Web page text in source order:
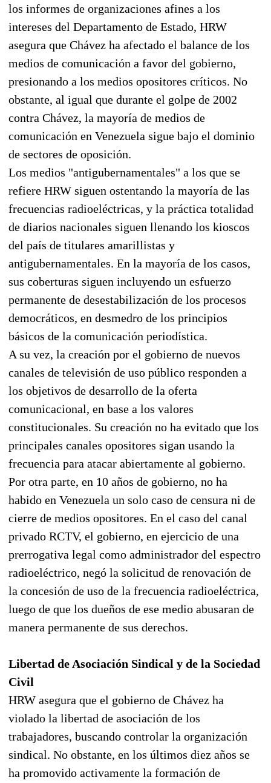
los informes de organizaciones afines a los
intereses del Departamento de Estado, HRW
asegura que Chávez ha afectado el balance de los
medios de comunicación a favor del gobierno,
presionando a los medios opositores críticos. No
obstante, al igual que durante el golpe de 2002
contra Chávez, la mayoría de medios de
comunicación en Venezuela sigue bajo el dominio
de sectores de oposición.
Los medios "antigubernamentales" a los que se
refiere HRW siguen ostentando la mayoría de las
frecuencias radioeléctricas, y la práctica totalidad
de diarios nacionales siguen llenando los kioscos
del país de titulares amarillistas y
antigubernamentales. En la mayoría de los casos,
sus coberturas siguen incluyendo un esfuerzo
permanente de desestabilización de los procesos
democráticos, en desmedro de los principios
básicos de la comunicación periodística.
A su vez, la creación por el gobierno de nuevos
canales de televisión de uso público responden a
los objetivos de desarrollo de la oferta
comunicacional, en base a los valores
constitucionales. Su creación no ha evitado que los
principales canales opositores sigan usando la
frecuencia para atacar abiertamente al gobierno.
Por otra parte, en 10 años de gobierno, no ha
habido en Venezuela un solo caso de censura ni de
cierre de medios opositores. En el caso del canal
privado RCTV, el gobierno, en ejercicio de una
prerrogativa legal como administrador del espectro
radioeléctrico, negó la solicitud de renovación de
la concesión de uso de la frecuencia radioeléctrica,
luego de que los dueños de ese medio abusaran de
manera permanente de sus derechos.
Libertad de Asociación Sindical y de la Sociedad
Civil
HRW asegura que el gobierno de Chávez ha
violado la libertad de asociación de los
trabajadores, buscando controlar la organización
sindical. No obstante, en los últimos diez años se
ha promovido activamente la formación de